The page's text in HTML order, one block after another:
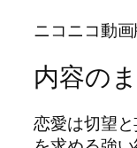
ニコニコ動
内容の
恋愛は切望